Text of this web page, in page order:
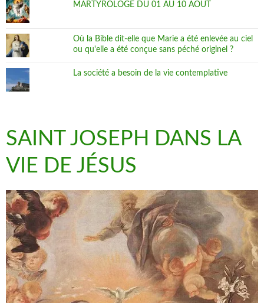
MARTYROLOGE DU 01 AU 10 AOUT
Où la Bible dit-elle que Marie a été enlevée au ciel
ou qu'elle a été conçue sans péché originel ?
La société a besoin de la vie contemplative
SAINT JOSEPH DANS LA
VIE DE JÉSUS